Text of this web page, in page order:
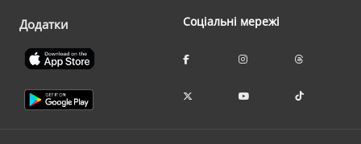
Додатки Соціальні мережі